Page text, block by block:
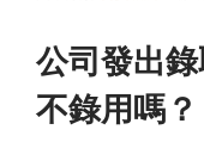
公司發出
不錄用嗎？